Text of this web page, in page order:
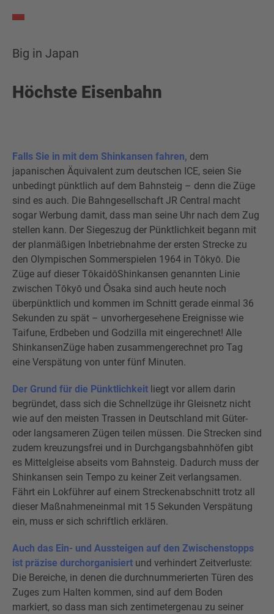
Big in Japan
Höchste Eisenbahn
Falls Sie in mit dem Shinkansen fahren, dem
japanischen Äquivalent zum deutschen ICE, seien Sie
unbedingt pünktlich auf dem Bahnsteig – denn die Züge
sind es auch. Die Bahngesellschaft JR Central macht
sogar Werbung damit, dass man seine Uhr nach dem Zug
stellen kann. Der Siegeszug der Pünktlichkeit begann mit
der planmäßigen Inbetriebnahme der ersten Strecke zu
den Olympischen Sommerspielen 1964 in Tōkyō. Die
Züge auf dieser TōkaidōShinkansen genannten Linie
zwischen Tōkyō und Ōsaka sind auch heute noch
überpünktlich und kommen im Schnitt gerade einmal 36
Sekunden zu spät – unvorhergesehene Ereignisse wie
Taifune, Erdbeben und Godzilla mit eingerechnet! Alle
ShinkansenZüge haben zusammengerechnet pro Tag
eine Verspätung von unter fünf Minuten.
Der Grund für die Pünktlichkeit liegt vor allem darin
begründet, dass sich die Schnellzüge ihr Gleisnetz nicht
wie auf den meisten Trassen in Deutschland mit Güter-
oder langsameren Zügen teilen müssen. Die Strecken sind
zudem kreuzungsfrei und in Durchgangsbahnhöfen gibt
es Mittelgleise abseits vom Bahnsteig. Dadurch muss der
Shinkansen sein Tempo zu keiner Zeit verlangsamen.
Fährt ein Lokführer auf einem Streckenabschnitt trotz all
dieser Maßnahmeneinmal mit 15 Sekunden Verspätung
ein, muss er sich schriftlich erklären.
Auch das Ein- und Aussteigen auf den Zwischenstopps
ist präzise durchorganisiert und verhindert Zeitverluste:
Die Bereiche, in denen die durchnummerierten Türen des
Zuges zum Halten kommen, sind auf dem Boden
markiert, so dass man sich zentimetergenau zu seiner